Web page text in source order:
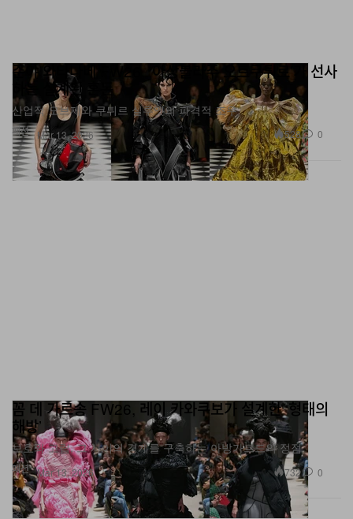
패션
준야 와타나베 FW26, ‘아상블라주 오트쿠튀르’가 선사
하는 설계된 혼돈
산업적 오브제와 쿠튀르 실루엣의 파격적 조우
Mar 13, 2026 528 0
패션
꼼 데 가르송 FW26, 레이 카와쿠보가 설계한 ‘형태의
해방’
보호와 고립, 그 사이의 경계를 구축하는 아방가르드의 정점
Mar 13, 2026 732 0